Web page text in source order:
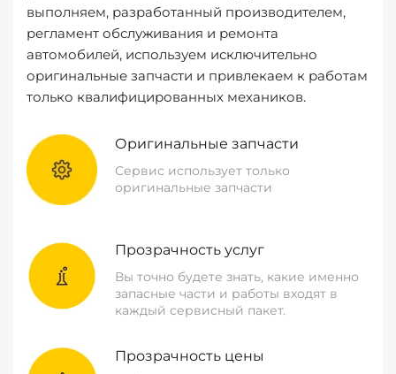
выполняем, разработанный производителем,
регламент обслуживания и ремонта
автомобилей, используем исключительно
оригинальные запчасти и привлекаем к работам
только квалифицированных механиков.
Оригинальные запчасти
Сервис использует только
оригинальные запчасти
Прозрачность услуг
Вы точно будете знать, какие именно
запасные части и работы входят в
каждый сервисный пакет.
Прозрачность цены